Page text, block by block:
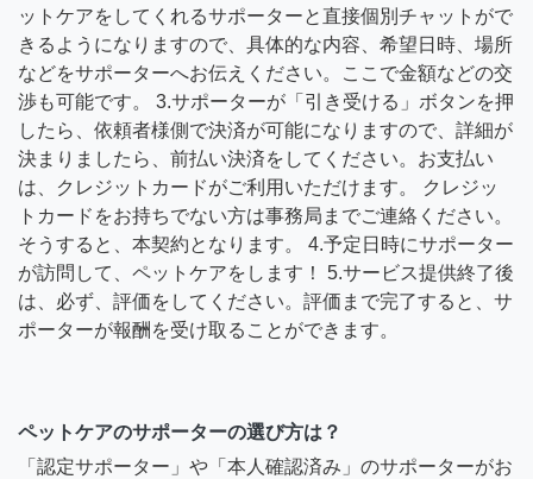
ットケアをしてくれるサポーターと直接個別チャットがで
きるようになりますので、具体的な内容、希望日時、場所
などをサポーターへお伝えください。ここで金額などの交
渉も可能です。 3.サポーターが「引き受ける」ボタンを押
したら、依頼者様側で決済が可能になりますので、詳細が
決まりましたら、前払い決済をしてください。お支払い
は、クレジットカードがご利用いただけます。 クレジッ
トカードをお持ちでない方は事務局までご連絡ください。
そうすると、本契約となります。 4.予定日時にサポーター
が訪問して、ペットケアをします！ 5.サービス提供終了後
は、必ず、評価をしてください。評価まで完了すると、サ
ポーターが報酬を受け取ることができます。
ペットケアのサポーターの選び方は？
「認定サポーター」や「本人確認済み」のサポーターがお